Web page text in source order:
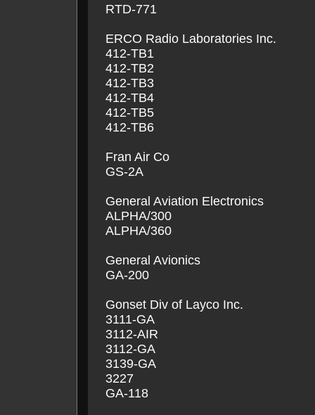
RTD-771
ERCO Radio Laboratories Inc.
412-TB1
412-TB2
412-TB3
412-TB4
412-TB5
412-TB6
Fran Air Co
GS-2A
General Aviation Electronics
ALPHA/300
ALPHA/360
General Avionics
GA-200
Gonset Div of Layco Inc.
3111-GA
3112-AIR
3112-GA
3139-GA
3227
GA-118